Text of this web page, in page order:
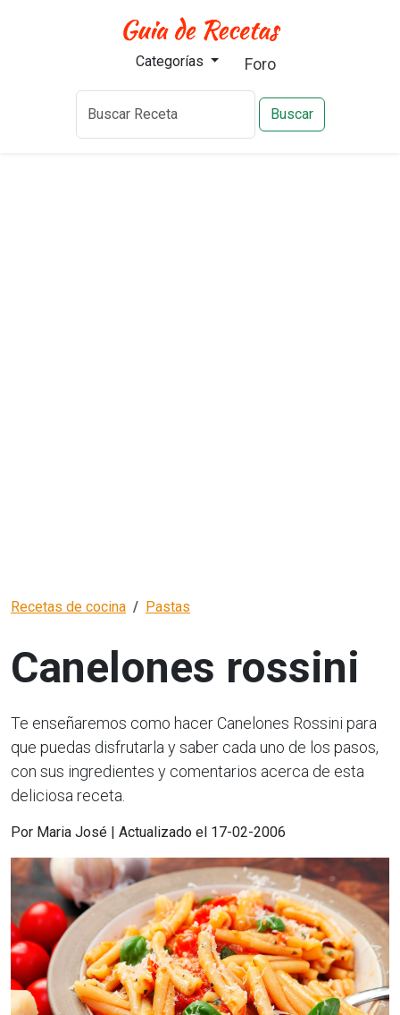
Categorías Foro
Buscar
Recetas de cocina Pastas
Canelones rossini
Te enseñaremos como hacer Canelones Rossini para
que puedas disfrutarla y saber cada uno de los pasos,
con sus ingredientes y comentarios acerca de esta
deliciosa receta.
Por Maria José | Actualizado el 17-02-2006